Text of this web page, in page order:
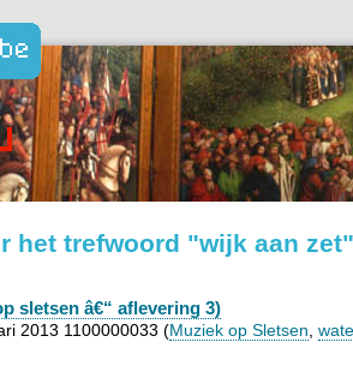
het trefwoord "wijk aan zet"
sletsen â€“ aflevering 3)
2013 1100000033 (Muziek op Sletsen